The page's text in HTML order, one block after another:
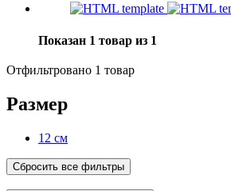
Показан 1 товар из 1
Отфильтровано 1 товар
Размер
12 см
Сбросить все фильтры